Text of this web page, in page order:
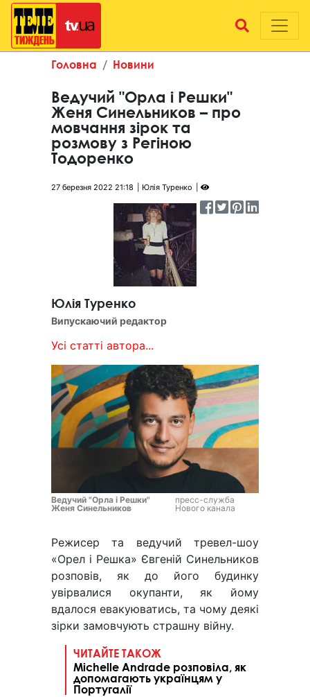
Головна Новини
Ведучий "Орла і Решки"
Женя Синельников – про
мовчання зірок та
розмову з Регіною
Тодоренко
27 березня 2022 21:18 Юлія Туренко
Юлія Туренко
Випускаючий редактор
Усі статті автора...
Ведучий "Орла і Решки"
Женя Синельников
пресс-служба
Нового канала
Режисер та ведучий тревел-шоу
«Орел і Решка» Євгеній Синельников
розповів, як до його будинку
увірвалися окупанти, як йому
вдалося евакуюватись, та чому деякі
зірки замовчують страшну війну.
ЧИТАЙТЕ ТАКОЖ
Michelle Andrade розповіла, як
допомагають українцям у
Португалії